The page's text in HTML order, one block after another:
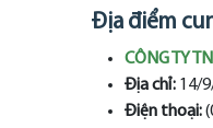
Địa điểm
CÔNG TY
Địa chỉ: 14/
Điện thoại: